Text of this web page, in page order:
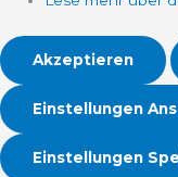
Akzeptieren
Einstellungen
Einstellungen